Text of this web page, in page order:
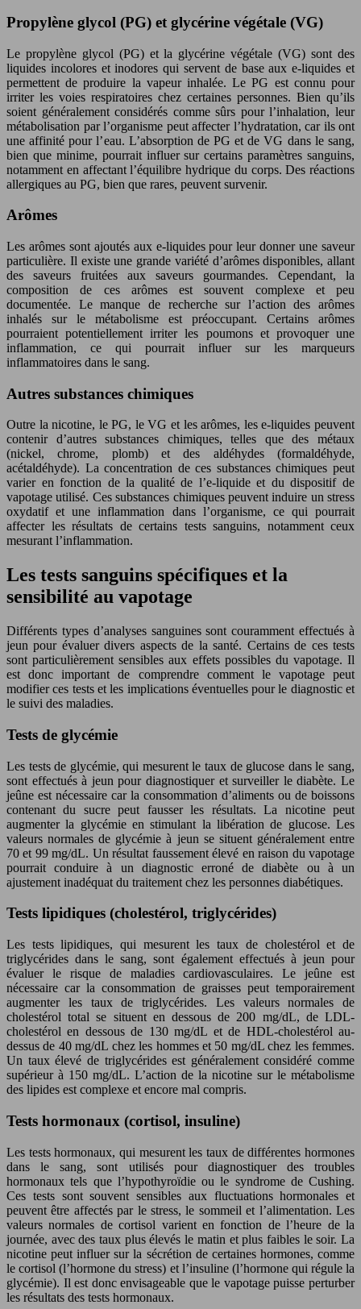
Propylène glycol (PG) et glycérine végétale (VG)
Le propylène glycol (PG) et la glycérine végétale (VG) sont des
liquides incolores et inodores qui servent de base aux e-liquides et
permettent de produire la vapeur inhalée. Le PG est connu pour
irriter les voies respiratoires chez certaines personnes. Bien qu’ils
soient généralement considérés comme sûrs pour l’inhalation, leur
métabolisation par l’organisme peut affecter l’hydratation, car ils ont
une affinité pour l’eau. L’absorption de PG et de VG dans le sang,
bien que minime, pourrait influer sur certains paramètres sanguins,
notamment en affectant l’équilibre hydrique du corps. Des réactions
allergiques au PG, bien que rares, peuvent survenir.
Arômes
Les arômes sont ajoutés aux e-liquides pour leur donner une saveur
particulière. Il existe une grande variété d’arômes disponibles, allant
des saveurs fruitées aux saveurs gourmandes. Cependant, la
composition de ces arômes est souvent complexe et peu
documentée. Le manque de recherche sur l’action des arômes
inhalés sur le métabolisme est préoccupant. Certains arômes
pourraient potentiellement irriter les poumons et provoquer une
inflammation, ce qui pourrait influer sur les marqueurs
inflammatoires dans le sang.
Autres substances chimiques
Outre la nicotine, le PG, le VG et les arômes, les e-liquides peuvent
contenir d’autres substances chimiques, telles que des métaux
(nickel, chrome, plomb) et des aldéhydes (formaldéhyde,
acétaldéhyde). La concentration de ces substances chimiques peut
varier en fonction de la qualité de l’e-liquide et du dispositif de
vapotage utilisé. Ces substances chimiques peuvent induire un stress
oxydatif et une inflammation dans l’organisme, ce qui pourrait
affecter les résultats de certains tests sanguins, notamment ceux
mesurant l’inflammation.
Les tests sanguins spécifiques et la
sensibilité au vapotage
Différents types d’analyses sanguines sont couramment effectués à
jeun pour évaluer divers aspects de la santé. Certains de ces tests
sont particulièrement sensibles aux effets possibles du vapotage. Il
est donc important de comprendre comment le vapotage peut
modifier ces tests et les implications éventuelles pour le diagnostic et
le suivi des maladies.
Tests de glycémie
Les tests de glycémie, qui mesurent le taux de glucose dans le sang,
sont effectués à jeun pour diagnostiquer et surveiller le diabète. Le
jeûne est nécessaire car la consommation d’aliments ou de boissons
contenant du sucre peut fausser les résultats. La nicotine peut
augmenter la glycémie en stimulant la libération de glucose. Les
valeurs normales de glycémie à jeun se situent généralement entre
70 et 99 mg/dL. Un résultat faussement élevé en raison du vapotage
pourrait conduire à un diagnostic erroné de diabète ou à un
ajustement inadéquat du traitement chez les personnes diabétiques.
Tests lipidiques (cholestérol, triglycérides)
Les tests lipidiques, qui mesurent les taux de cholestérol et de
triglycérides dans le sang, sont également effectués à jeun pour
évaluer le risque de maladies cardiovasculaires. Le jeûne est
nécessaire car la consommation de graisses peut temporairement
augmenter les taux de triglycérides. Les valeurs normales de
cholestérol total se situent en dessous de 200 mg/dL, de LDL-
cholestérol en dessous de 130 mg/dL et de HDL-cholestérol au-
dessus de 40 mg/dL chez les hommes et 50 mg/dL chez les femmes.
Un taux élevé de triglycérides est généralement considéré comme
supérieur à 150 mg/dL. L’action de la nicotine sur le métabolisme
des lipides est complexe et encore mal compris.
Tests hormonaux (cortisol, insuline)
Les tests hormonaux, qui mesurent les taux de différentes hormones
dans le sang, sont utilisés pour diagnostiquer des troubles
hormonaux tels que l’hypothyroïdie ou le syndrome de Cushing.
Ces tests sont souvent sensibles aux fluctuations hormonales et
peuvent être affectés par le stress, le sommeil et l’alimentation. Les
valeurs normales de cortisol varient en fonction de l’heure de la
journée, avec des taux plus élevés le matin et plus faibles le soir. La
nicotine peut influer sur la sécrétion de certaines hormones, comme
le cortisol (l’hormone du stress) et l’insuline (l’hormone qui régule la
glycémie). Il est donc envisageable que le vapotage puisse perturber
les résultats des tests hormonaux.